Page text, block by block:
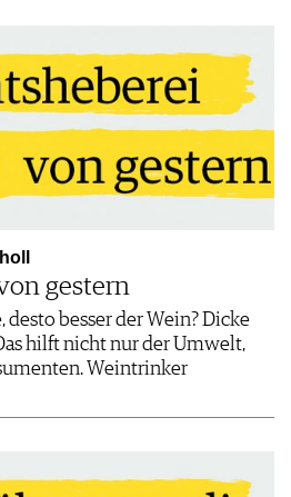
gestern
desto besser der Wein? Dicke
hilft nicht nur der Umwelt,
Weintrinker